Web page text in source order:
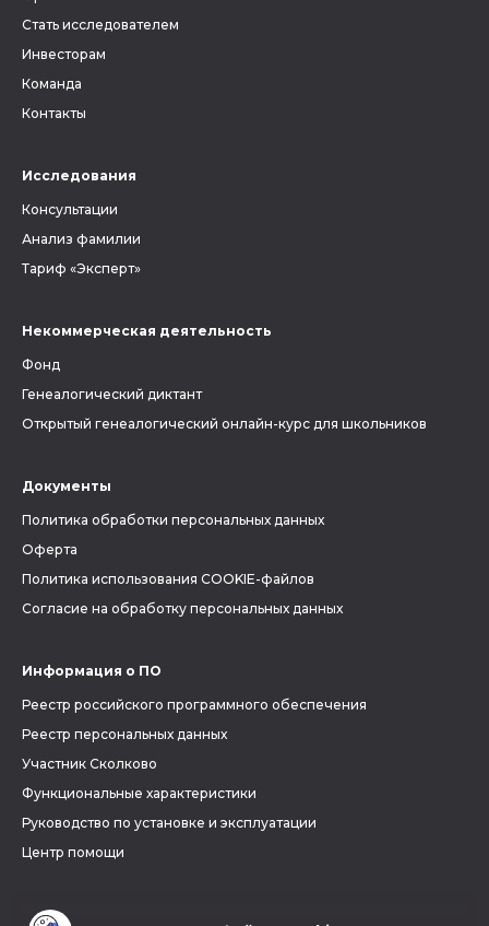
Стать исследователем
Инвесторам
Команда
Контакты
Исследования
Консультации
Анализ фамилии
Тариф «Эксперт»
Некоммерческая деятельность
Фонд
Генеалогический диктант
Открытый генеалогический онлайн-курс для школьников
Документы
Политика обработки персональных данных
Оферта
Политика использования COOKIE-файлов
Согласие на обработку персональных данных
Информация о ПО
Реестр российского программного обеспечения
Реестр персональных данных
Участник Сколково
Функциональные характеристики
Руководство по установке и эксплуатации
Центр помощи